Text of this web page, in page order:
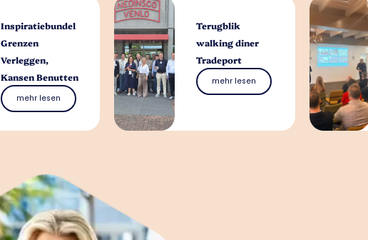
Inspiratiebundel
Grenzen
Verleggen,
Kansen Benutten
mehr lesen
Terugblik
walking diner
Tradeport
mehr lesen